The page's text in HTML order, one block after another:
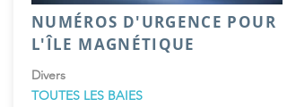
NUMÉROS D'URGENCE POUR
L'ÎLE MAGNÉTIQUE
Divers
TOUTES LES BAIES